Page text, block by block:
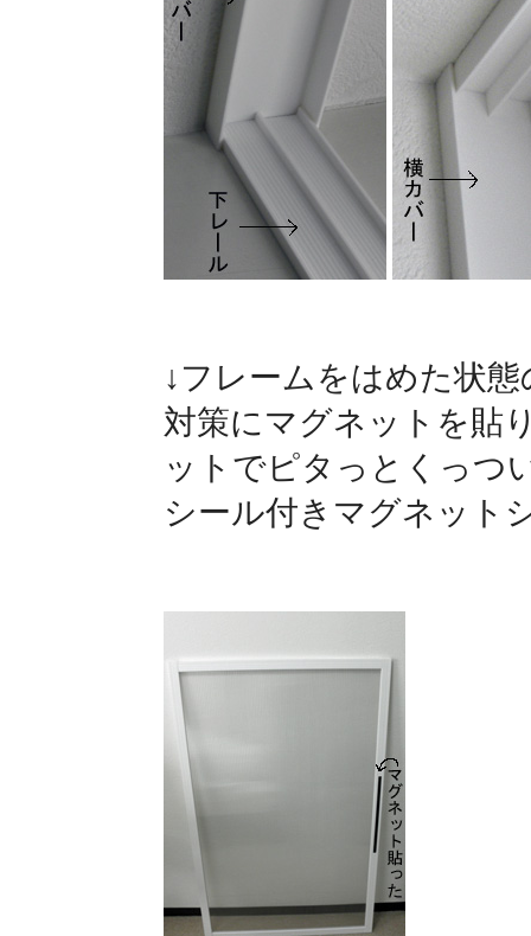
↓フレームをはめた状
対策にマグネットを貼
ットでピタっとくっつ
シール付きマグネット